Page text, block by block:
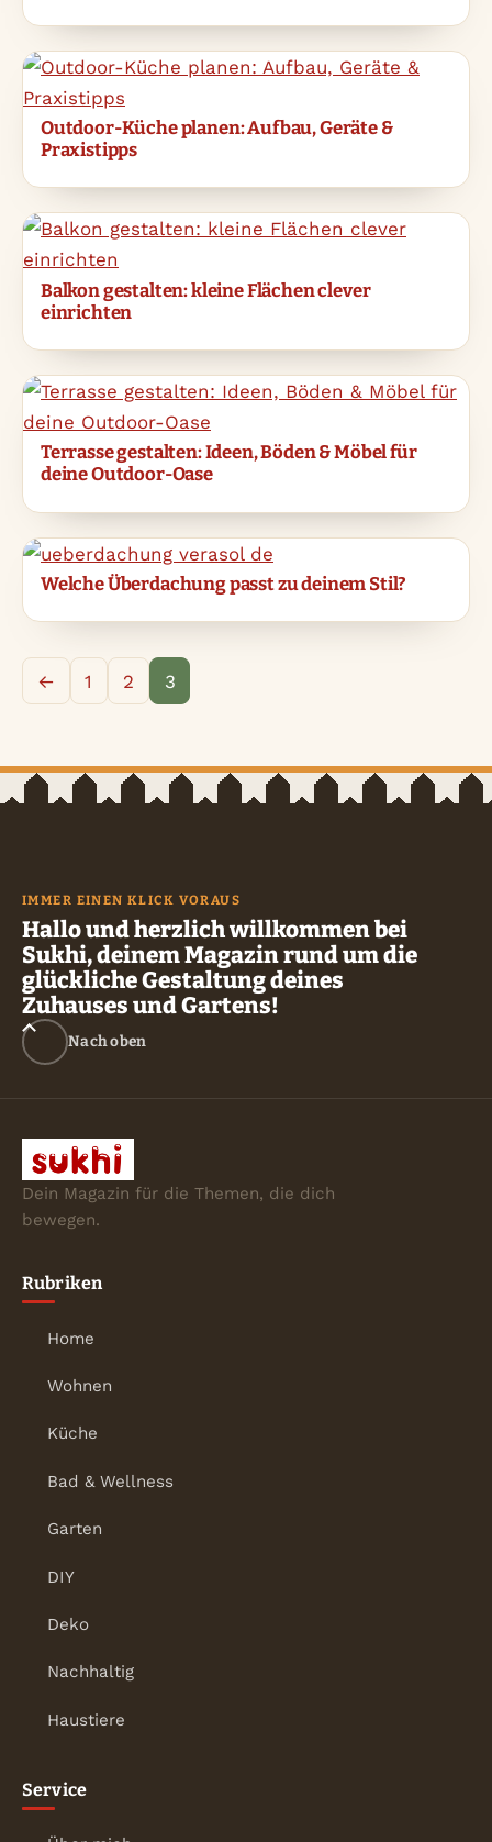
Outdoor-Küche planen: Aufbau, Geräte &
Praxistipps
Balkon gestalten: kleine Flächen clever
einrichten
Terrasse gestalten: Ideen, Böden & Möbel für
deine Outdoor-Oase
Welche Überdachung passt zu deinem Stil?
← 1 2 3
IMMER EINEN KLICK VORAUS
Hallo und herzlich willkommen bei
Sukhi, deinem Magazin rund um die
glückliche Gestaltung deines
Zuhauses und Gartens!
Nach oben
Dein Magazin für die Themen, die dich
bewegen.
Rubriken
Home
Wohnen
Küche
Bad & Wellness
Garten
DIY
Deko
Nachhaltig
Haustiere
Service